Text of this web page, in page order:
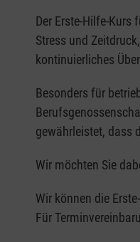
Der Erste-Hilfe-
Stress und
kontinuierliches
Besonders für
gewährleistet, dass
Wir möchten Sie
Wir können die
Für